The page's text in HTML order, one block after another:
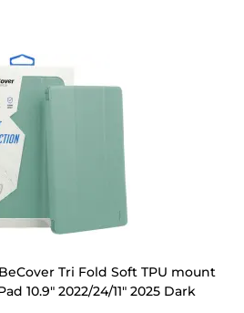
Tri Fold Soft TPU mount
10.9" 2022/24/11" 2025 Dark